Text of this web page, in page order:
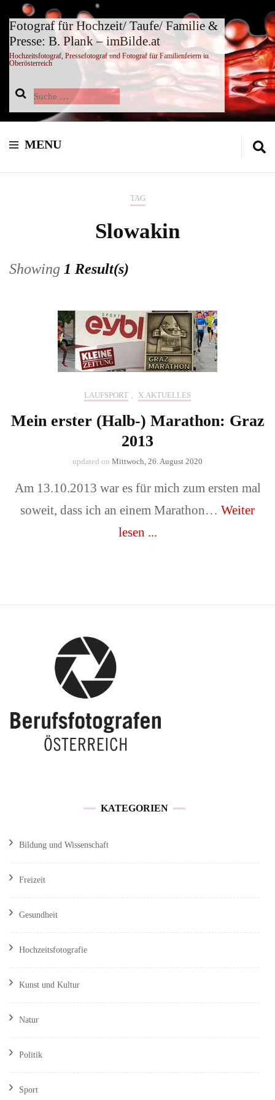
Fotograf für Hochzeit/ Taufe/ Familie &
Presse: B. Plank – imBilde.at
Hochzeitsfotograf, Pressefotograf und Fotograf für Familienfeiern in
Oberösterreich
Suche
nach:
MENU
TAG
Slowakin
Showing 1 Result(s)
LAUFSPORT , X.AKTUELLES
Mein erster (Halb-) Marathon: Graz
2013
updated on Mittwoch, 26. August 2020
Am 13.10.2013 war es für mich zum ersten mal
soweit, dass ich an einem Marathon… Weiter
lesen ...
KATEGORIEN
Bildung und Wissenschaft
Freizeit
Gesundheit
Hochzeitsfotografie
Kunst und Kultur
Natur
Politik
Sport